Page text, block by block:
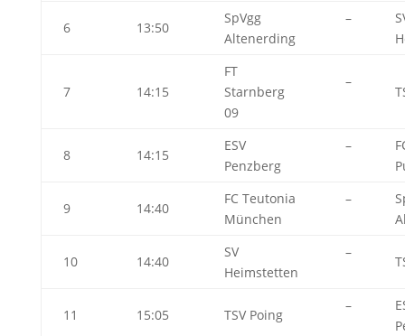
6 13:50
SpVgg
Altenerding
–
7 14:15
FT
Starnberg
09
–
8 14:15
ESV
Penzberg
–
9 14:40
FC Teutonia
München
–
10 14:40
SV
Heimstetten
–
11 15:05 TSV Poing
–